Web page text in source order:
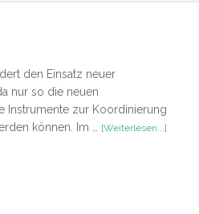
den Einsatz neuer
nur so die neuen
Instrumente zur Koordinierung
können. Im …
[Weiterlesen...]